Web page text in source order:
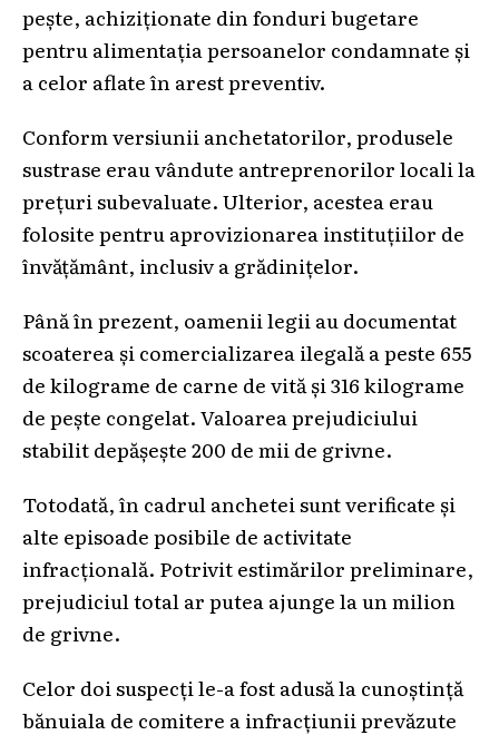
pește, achiziționate din fonduri bugetare
pentru alimentația persoanelor condamnate și
a celor aflate în arest preventiv.
Conform versiunii anchetatorilor, produsele
sustrase erau vândute antreprenorilor locali la
prețuri subevaluate. Ulterior, acestea erau
folosite pentru aprovizionarea instituțiilor de
învățământ, inclusiv a grădinițelor.
Până în prezent, oamenii legii au documentat
scoaterea și comercializarea ilegală a peste 655
de kilograme de carne de vită și 316 kilograme
de pește congelat. Valoarea prejudiciului
stabilit depășește 200 de mii de grivne.
Totodată, în cadrul anchetei sunt verificate și
alte episoade posibile de activitate
infracțională. Potrivit estimărilor preliminare,
prejudiciul total ar putea ajunge la un milion
de grivne.
Celor doi suspecți le-a fost adusă la cunoștință
bănuiala de comitere a infracțiunii prevăzute